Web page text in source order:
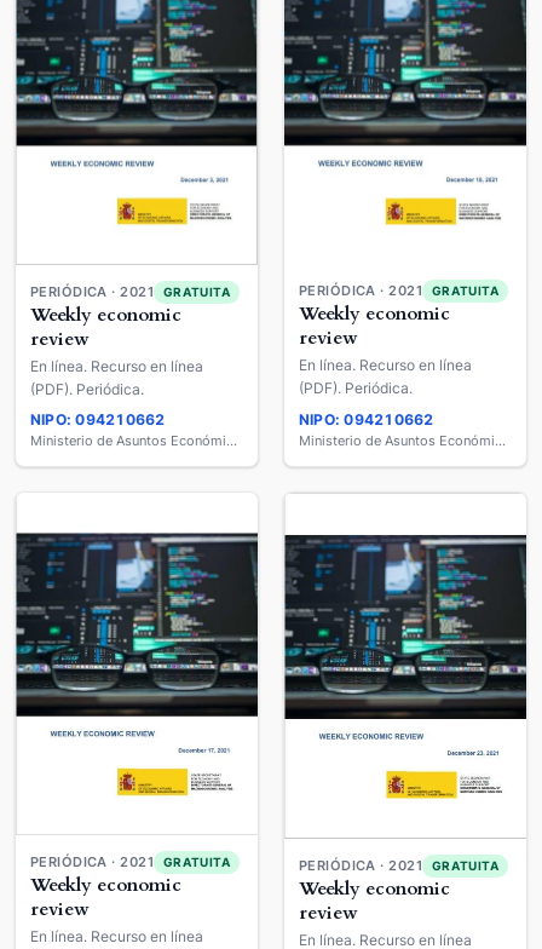
PERIÓDICA · 2021 GRATUITA
Weekly economic
review
En línea. Recurso en línea
(PDF). Periódica.
NIPO: 094210662
Ministerio de Asuntos Económicos y Transformación Digital
PERIÓDICA · 2021 GRATUITA
Weekly economic
review
En línea. Recurso en línea
(PDF). Periódica.
NIPO: 094210662
Ministerio de Asuntos Económicos y Transformación Digital
PERIÓDICA · 2021 GRATUITA
Weekly economic
review
En línea. Recurso en línea
PERIÓDICA · 2021 GRATUITA
Weekly economic
review
En línea. Recurso en línea